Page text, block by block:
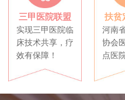
三甲医院联盟
实现三甲医院临
床技术共享，疗
效有保障！
扶贫
河南
协会
点医